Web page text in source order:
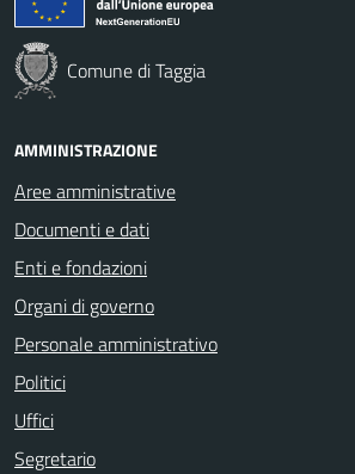
Comune di Taggia
AMMINISTRAZIONE
Aree amministrative
Documenti e dati
Enti e fondazioni
Organi di governo
Personale amministrativo
Politici
Uffici
Segretario